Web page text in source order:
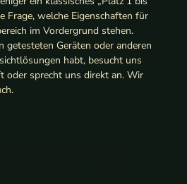
Frage, welche Eigenschaften für
im Vordergrund stehen.
getesteten Geräten oder anderen
habt, besucht uns
oder sprecht uns direkt an. Wir